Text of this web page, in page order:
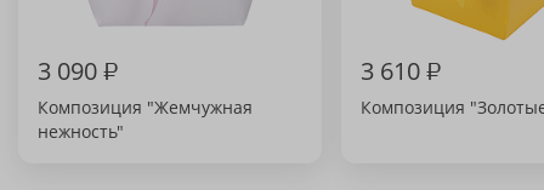
3 090₽
Композиция "Жемчужная
нежность"
3 610₽
Композиция